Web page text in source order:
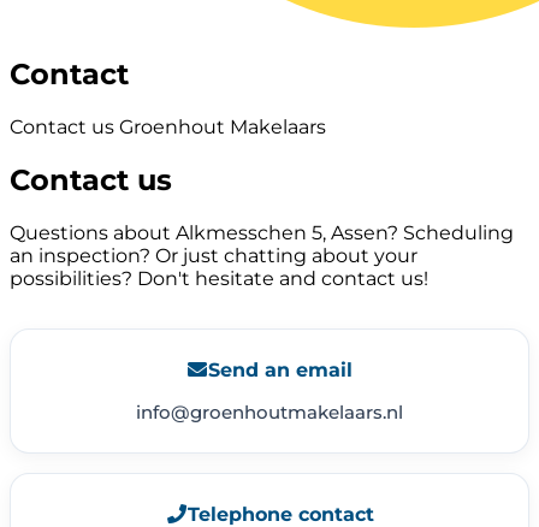
Contact
Contact us Groenhout Makelaars
Contact us
Questions about Alkmesschen 5, Assen? Scheduling
an inspection? Or just chatting about your
possibilities? Don't hesitate and contact us!
Send an email
info@groenhoutmakelaars.nl
Telephone contact